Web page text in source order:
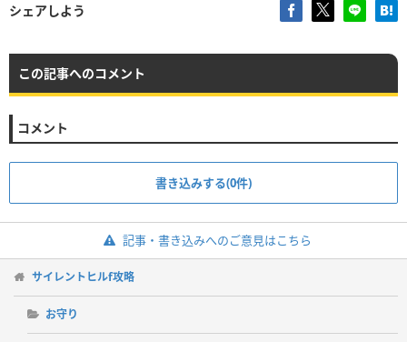
シェアしよう
この記事へのコメント
コメント
書き込みする(0件)
記事・書き込みへのご意見はこちら
サイレントヒルf攻略
お守り